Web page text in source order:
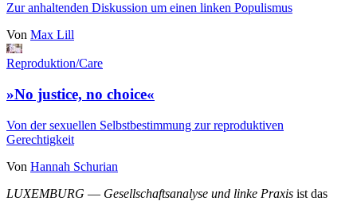
Zur anhaltenden Diskussion um einen linken Populismus
Von Max Lill
Reproduktion/Care
»No justice, no choice«
Von der sexuellen Selbstbestimmung zur reproduktiven
Gerechtigkeit
Von Hannah Schurian
LUXEMBURG — Gesellschaftsanalyse und linke Praxis ist das